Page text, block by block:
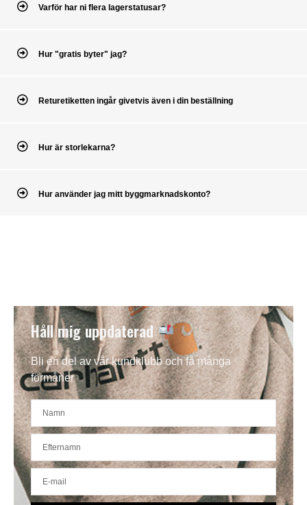
Varför har ni flera lagerstatusar?
Hur "gratis byter" jag?
Returetiketten ingår givetvis även i din beställning
Hur är storlekarna?
Hur använder jag mitt byggmarknadskonto?
Håll mig uppdaterad
Bli en del av vår kundklubb och få många
förmåner